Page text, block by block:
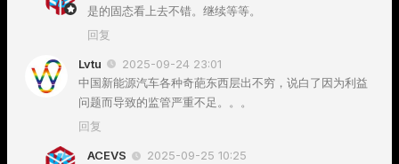
是的固态看上去不错。继续等等。
回复
Lvtu
2025-09-24 23:01
中国新能源汽车各种奇葩东西层出不穷，说白了因为利益
问题而导致的监管严重不足。。。
回复
ACEVS
2025-09-25 10:25